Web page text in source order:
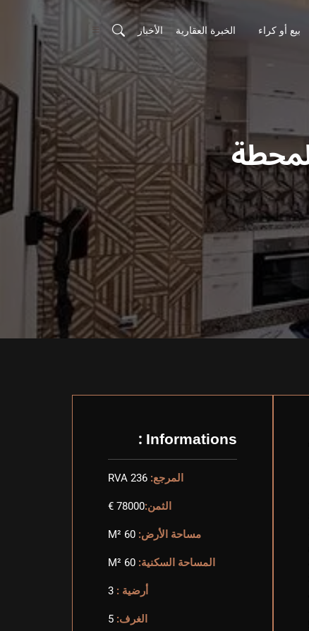
بيع أو كراء الخبرة العقارية الأخبار
Informations :
المرجع: RVA 236
الثمن:78000 €
مساحة الأرض: 60 M²
المساحة السكنية: 60 M²
أرضية : 3
الغرف: 5